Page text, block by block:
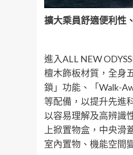
擴大乘員舒適便利性
進入ALL NEW
檀木飾板材質，全身
鎖」功能、「Walk-
等配備，以提升先進
以容易理解及高辨識
上掀置物盒，中央滑
室內置物、機能空間